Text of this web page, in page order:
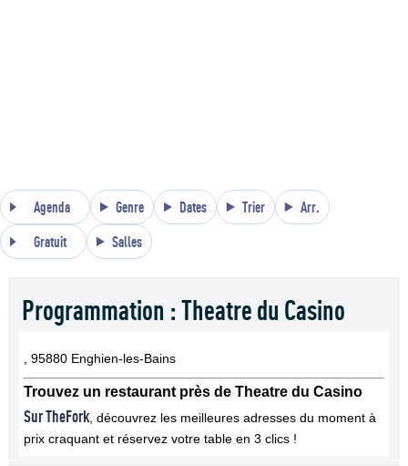
Agenda Genre Dates Trier Arr.
Gratuit Salles
Programmation : Theatre du Casino
, 95880 Enghien-les-Bains
Trouvez un restaurant près de Theatre du Casino
Sur TheFork , découvrez les meilleures adresses du moment à
prix craquant et réservez votre table en 3 clics !